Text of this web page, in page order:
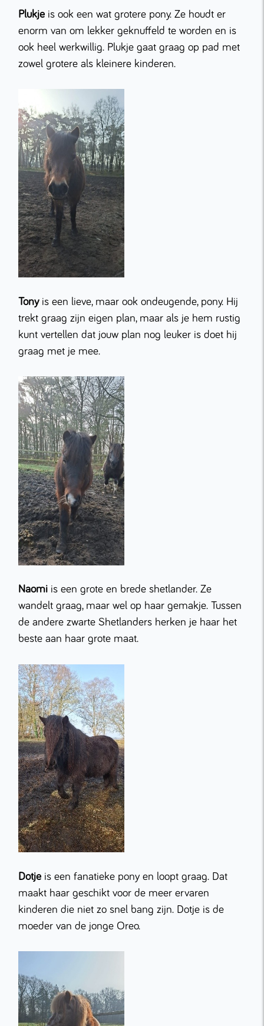
Plukje is ook een wat grotere pony. Ze houdt er
enorm van om lekker geknuffeld te worden en is
ook heel werkwillig. Plukje gaat graag op pad met
zowel grotere als kleinere kinderen.
Tonyis een lieve, maar ook ondeugende, pony. Hij
trekt graag zijn eigen plan, maar als je hem rustig
kunt vertellen dat jouw plan nog leuker is doet hij
graag met je mee.
Naomi is een grote en brede shetlander. Ze
wandelt graag, maar wel op haar gemakje. Tussen
de andere zwarte Shetlanders herken je haar het
beste aan haar grote maat.
Dotje is een fanatieke pony en loopt graag. Dat
maakt haar geschikt voor de meer ervaren
kinderen die niet zo snel bang zijn. Dotje is de
moeder van de jonge Oreo.